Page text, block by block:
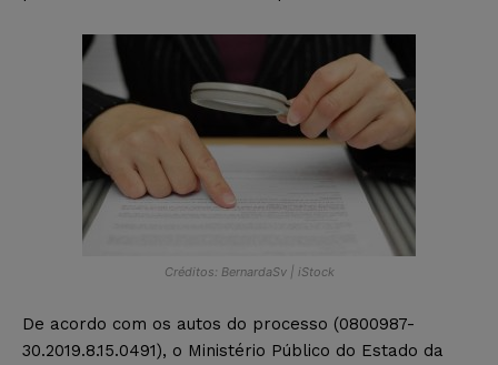
Créditos: BernardaSv | iStock
De acordo com os autos do processo (0800987-
30.2019.8.15.0491), o Ministério Público do Estado da